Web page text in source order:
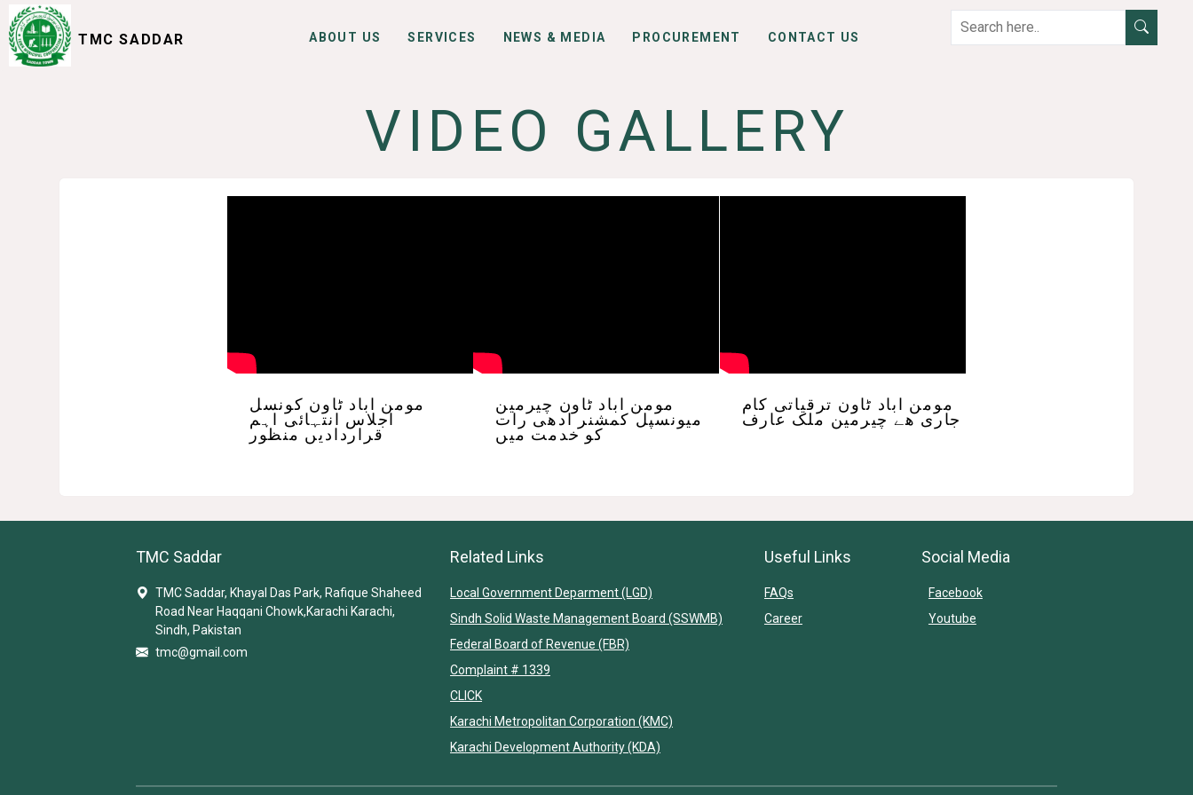
TMC SADDAR ABOUT US SERVICES NEWS & MEDIA PROCUREMENT CONTACT US
VIDEO GALLERY
مومن اباد ٹاون کونسل
اجلاس انتہائی اہم
قراردادیں منظور
مومن اباد ٹاون چیرمین
میونسپل کمشنر ادھی رات
کو خدمت میں
مومن اباد ٹاون ترقیاتی کام
جاری ھے چیرمین ملک عارف
TMC Saddar
TMC Saddar, Khayal Das Park, Rafique Shaheed
Road Near Haqqani Chowk,Karachi Karachi,
Sindh, Pakistan
tmc@gmail.com
Related Links
Local Government Deparment (LGD)
Sindh Solid Waste Management Board (SSWMB)
Federal Board of Revenue (FBR)
Complaint # 1339
CLICK
Karachi Metropolitan Corporation (KMC)
Karachi Development Authority (KDA)
Useful Links
FAQs
Career
Social Media
Facebook
Youtube